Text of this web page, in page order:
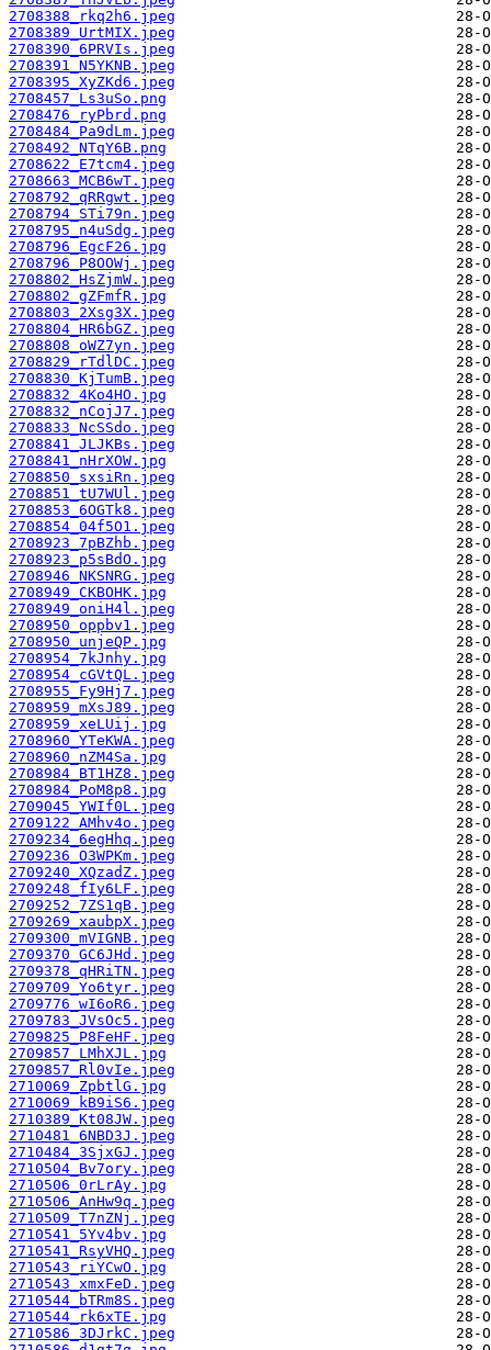
2708388_rkq2h6.jpeg
2708389_UrtMIX.jpeg
2708390_6PRVIs.jpeg
2708391_N5YKNB.jpeg
2708395_XyZKd6.jpeg
2708457_Ls3uSo.png
2708476_ryPbrd.png
2708484_Pa9dLm.jpeg
2708492_NTqY6B.png
2708622_E7tcm4.jpeg
2708663_MCB6wT.jpeg
2708792_qRRgwt.jpeg
2708794_STi79n.jpeg
2708795_n4uSdg.jpeg
2708796_EgcF26.jpg
2708796_P8OOWj.jpeg
2708802_HsZjmW.jpeg
2708802_gZFmfR.jpg
2708803_2Xsg3X.jpeg
2708804_HR6bGZ.jpeg
2708808_oWZ7yn.jpeg
2708829_rTdlDC.jpeg
2708830_KjTumB.jpeg
2708832_4Ko4HO.jpg
2708832_nCojJ7.jpeg
2708833_NcSSdo.jpeg
2708841_JLJKBs.jpeg
2708841_nHrXOW.jpg
2708850_sxsiRn.jpeg
2708851_tU7WUl.jpeg
2708853_6OGTk8.jpeg
2708854_04f5O1.jpeg
2708923_7pBZhb.jpeg
2708923_p5sBdO.jpg
2708946_NKSNRG.jpeg
2708949_CKBOHK.jpg
2708949_oniH4l.jpeg
2708950_oppbv1.jpeg
2708950_unjeQP.jpg
2708954_7kJnhy.jpg
2708954_cGVtQL.jpeg
2708955_Fy9Hj7.jpeg
2708959_mXsJ89.jpeg
2708959_xeLUij.jpg
2708960_YTeKWA.jpeg
2708960_nZM4Sa.jpg
2708984_BT1HZ8.jpeg
2708984_PoM8p8.jpg
2709045_YWIf0L.jpeg
2709122_AMhv4o.jpeg
2709234_6egHhq.jpeg
2709236_O3WPKm.jpeg
2709240_XQzadZ.jpeg
2709248_fIy6LF.jpeg
2709252_7ZS1qB.jpeg
2709269_xaubpX.jpeg
2709300_mVIGNB.jpeg
2709370_GC6JHd.jpeg
2709378_qHRiTN.jpeg
2709709_Yo6tyr.jpeg
2709776_wI6oR6.jpeg
2709783_JVsOc5.jpeg
2709825_P8FeHF.jpeg
2709857_LMhXJL.jpg
2709857_Rl0vIe.jpeg
2710069_ZpbtlG.jpg
2710069_kB9iS6.jpeg
2710389_Kt08JW.jpeg
2710481_6NBD3J.jpeg
2710484_3SjxGJ.jpeg
2710504_Bv7ory.jpeg
2710506_0rLrAy.jpg
2710506_AnHw9q.jpeg
2710509_T7nZNj.jpeg
2710541_5Yv4bv.jpg
2710541_RsyVHQ.jpeg
2710543_riYCwO.jpg
2710543_xmxFeD.jpeg
2710544_bTRm8S.jpeg
2710544_rk6xTE.jpg
2710586_3DJrkC.jpeg